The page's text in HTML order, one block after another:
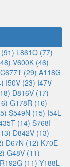
L861Q (77)
V600K (46)
C677T (29) A118G
I50V (23) I47V
D816V (17)
G178R (16)
S549N (15) I54L
(14) S768I
D842V (13)
D67N (12) K70E
G48V (11)
R192G (11) Y188L